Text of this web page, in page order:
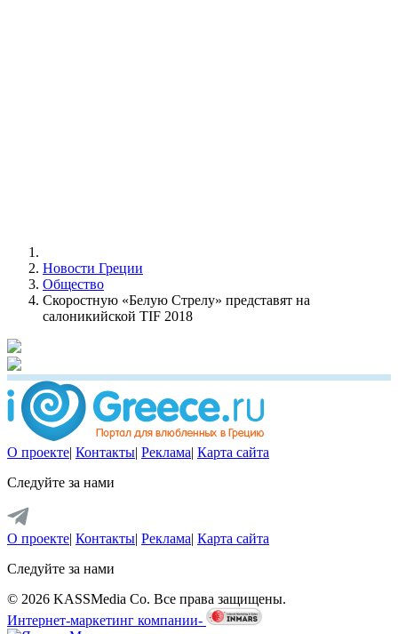
Новости Греции
Общество
Скоростную «Белую Стрелу» представят на
салоникийской TIF 2018
О проекте| Контакты| Реклама| Карта сайта
Следуйте за нами
О проекте| Контакты| Реклама| Карта сайта
Следуйте за нами
© 2026 KASSMedia Co. Все права защищены.
Интернет-маркетинг компании-